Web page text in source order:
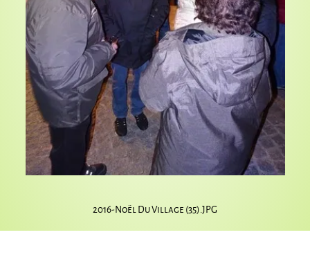
2016-Noël Du Village (35).JPG